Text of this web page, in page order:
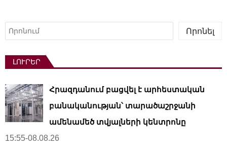
Որոնել
Որոնել
ԼՈՒՐԵՐ
Հրազդանում բացվել է արհեստական ​​
բանականության՝ տարածաշրջանի
ամենամեծ տվյալների կենտրոնը
15:55-08.08.26